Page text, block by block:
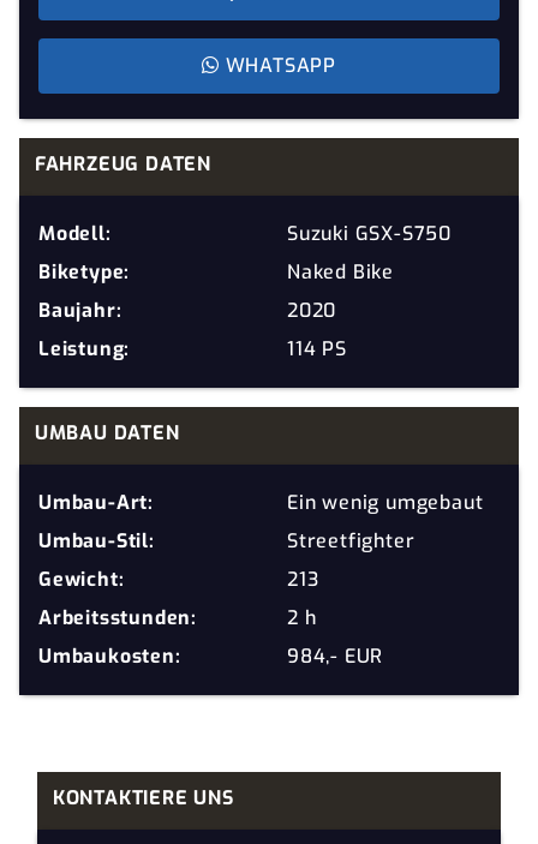
WHATSAPP
FAHRZEUG DATEN
Modell:
Suzuki GSX-S750
Biketype:
Naked Bike
Baujahr:
2020
Leistung:
114 PS
UMBAU DATEN
Umbau-Art:
Ein wenig umgebaut
Umbau-Stil:
Streetfighter
Gewicht:
213
Arbeitsstunden:
2 h
Umbaukosten:
984,- EUR
KONTAKTIERE UNS